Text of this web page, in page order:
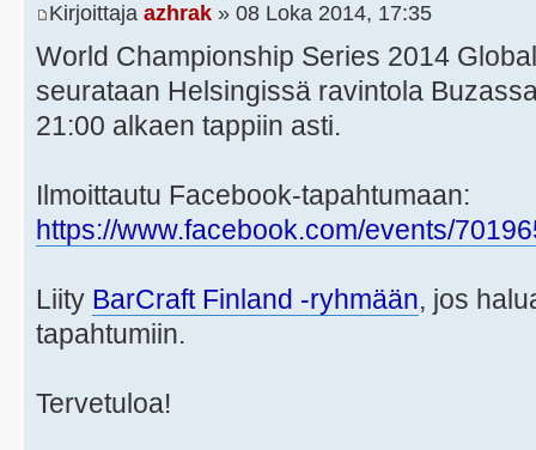
Kirjoittaja azhrak » 08 Loka 2014, 17:35
World Championship Series 2014
seurataan Helsingissä ravintola
21:00 alkaen tappiin asti.
Ilmoittautu Facebook-tapahtumaan:
https://www.facebook.com/events/
Liity BarCraft Finland -ryhmään, jos
tapahtumiin.
Tervetuloa!